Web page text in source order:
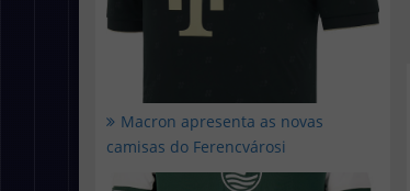
Macron apresenta as novas
camisas do Ferencvárosi